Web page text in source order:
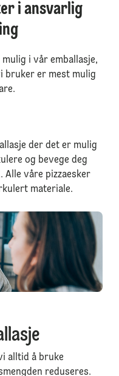
i ansvarlig
i vår emballasje,
bruker er mest mulig
der det er mulig
og bevege deg
våre pizzaesker
materiale.
alltid å bruke
reduseres.